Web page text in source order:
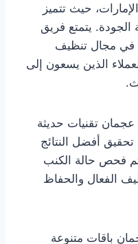
حيث تتميز
الجودة. يتمتع فريق
في مجال تنظيف
الذين يسعون إلى
تقنيات حديثة
أفضل النتائج
فحص حالة الكنب
الفعال والحفاظ
باقات متنوعة